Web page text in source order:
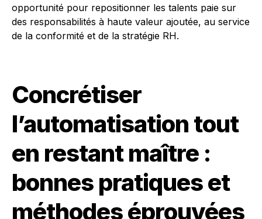
opportunité pour repositionner les talents paie sur
des responsabilités à haute valeur ajoutée, au service
de la conformité et de la stratégie RH.
Concrétiser
l’automatisation tout
en restant maître :
bonnes pratiques et
méthodes éprouvées